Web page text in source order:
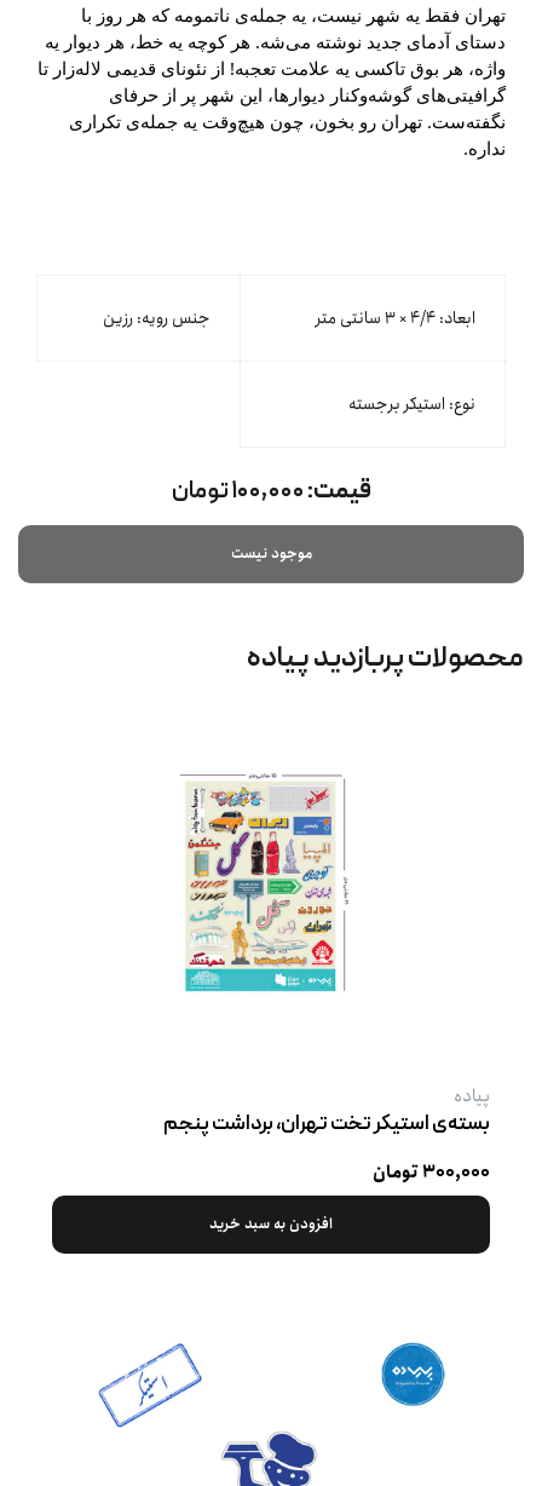
تهران فقط یه شهر نیست، یه جمله‌ی ناتمومه که هر روز با
دستای آدمای جدید نوشته می‌شه. هر کوچه یه خط، هر دیوار یه
واژه، هر بوق تاکسی یه علامت تعجبه! از نئونای قدیمی لاله‌زار تا
گرافیتی‌های گوشه‌وکنار دیوارها، این شهر پر از حرفای
نگفته‌ست. تهران رو بخون، چون هیچ‌وقت یه جمله‌ی تکراری
نداره.
ابعاد: ۴/۴ × ۳ سانتی متر جنس رویه: رزین
نوع: استیکر برجسته
قیمت:۱۰۰,۰۰۰ تومان
موجود نیست
محصولات پربازدید پیاده
پیاده
بسته‌ی استیکر تخت تهران، برداشت پنجم
۳۰۰,۰۰۰ تومان
افزودن به سبد خرید